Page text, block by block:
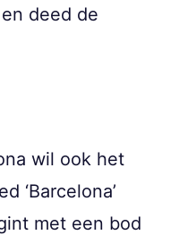
deed de
wil ook het
‘Barcelona’
met een bod